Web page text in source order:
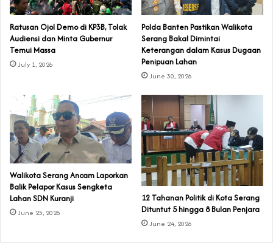
‎Ratusan Ojol Demo di KP3B, Tolak
Audiensi dan Minta Gubernur
Temui Massa
July 1, 2026
Polda Banten Pastikan Walikota
Serang Bakal Dimintai
Keterangan dalam Kasus Dugaan
Penipuan Lahan
June 30, 2026
Walikota Serang Ancam Laporkan
Balik Pelapor Kasus Sengketa
Lahan SDN Kuranji‎
June 25, 2026
‎12 Tahanan Politik di Kota Serang
Dituntut 5 hingga 8 Bulan Penjara‎‎
June 24, 2026